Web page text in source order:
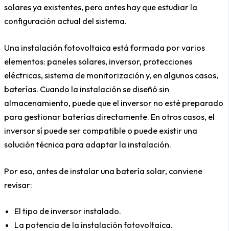
solares ya existentes, pero antes hay que estudiar la
configuración actual del sistema.
Una instalación fotovoltaica está formada por varios
elementos: paneles solares, inversor, protecciones
eléctricas, sistema de monitorización y, en algunos casos,
baterías. Cuando la instalación se diseñó sin
almacenamiento, puede que el inversor no esté preparado
para gestionar baterías directamente. En otros casos, el
inversor sí puede ser compatible o puede existir una
solución técnica para adaptar la instalación.
Por eso, antes de instalar una batería solar, conviene
revisar:
El tipo de inversor instalado.
La potencia de la instalación fotovoltaica.